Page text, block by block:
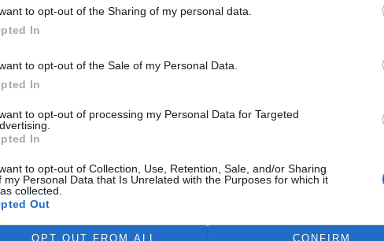
to opt-out of the Sharing of my personal data.
In
to opt-out of the Sale of my Personal Data.
In
to opt-out of processing my Personal Data for Targeted
In
to opt-out of Collection, Use, Retention, Sale, and/or Sharing
my Personal Data that Is Unrelated with the Purposes for which it
collected.
Out
OPT OUT FROM ALL CONFIRM
práci, za čtyři roky tito lidé odpracovali přes